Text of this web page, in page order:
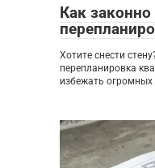
Как законно
Хотите снести
перепланировка
избежать